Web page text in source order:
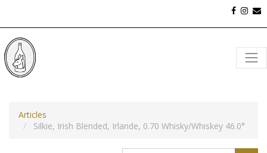
Articles
Silkie, Irish Blended, Irlande, 0.70 Whisky/Whiskey 46.0°